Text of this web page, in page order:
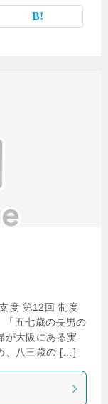
度 第12回 制度
五七歳の長男の
が大阪にある実
、八三歳の […]